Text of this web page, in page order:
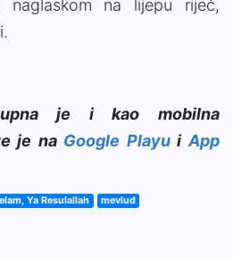
naglaskom na lijepu riječ,
je i kao mobilna
je na Google PlayuiApp
Ya Resulallah mevlud